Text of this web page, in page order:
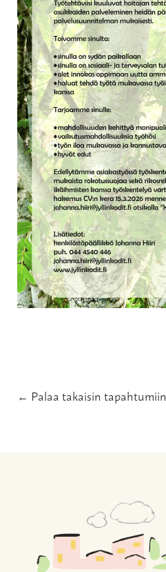
← Palaa takaisin tapahtumiin